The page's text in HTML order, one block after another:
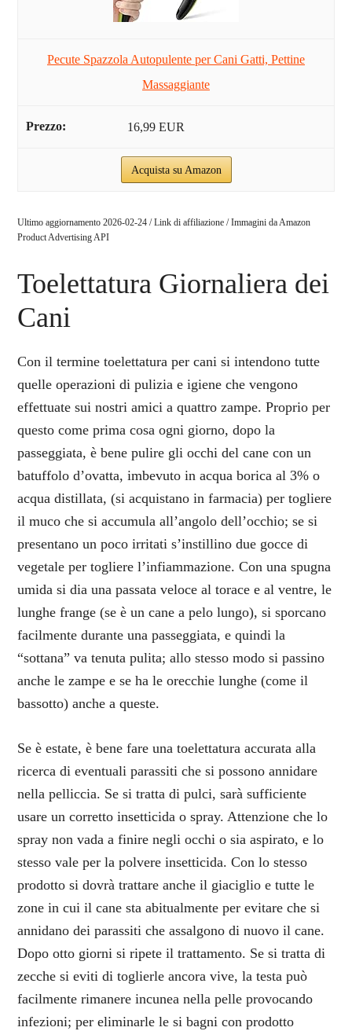
Pecute Spazzola Autopulente per Cani Gatti, Pettine
Massaggiante
16,99 EUR
Acquista su Amazon
Ultimo aggiornamento 2026-02-24 / Link di affiliazione / Immagini da Amazon
Product Advertising API
Toelettatura Giornaliera dei
Cani
Con il termine toelettatura per cani si intendono tutte
quelle operazioni di pulizia e igiene che vengono
effettuate sui nostri amici a quattro zampe. Proprio per
questo come prima cosa ogni giorno, dopo la
passeggiata, è bene pulire gli occhi del cane con un
batuffolo d’ovatta, imbevuto in acqua borica al 3% o
acqua distillata, (si acquistano in farmacia) per togliere
il muco che si accumula all’angolo dell’occhio; se si
presentano un poco irritati s’instillino due gocce di
vegetale per togliere l’infiammazione. Con una spugna
umida si dia una passata veloce al torace e al ventre, le
lunghe frange (se è un cane a pelo lungo), si sporcano
facilmente durante una passeggiata, e quindi la
“sottana” va tenuta pulita; allo stesso modo si passino
anche le zampe e se ha le orecchie lunghe (come il
bassotto) anche a queste.
Se è estate, è bene fare una toelettatura accurata alla
ricerca di eventuali parassiti che si possono annidare
nella pelliccia. Se si tratta di pulci, sarà sufficiente
usare un corretto insetticida o spray. Attenzione che lo
spray non vada a finire negli occhi o sia aspirato, e lo
stesso vale per la polvere insetticida. Con lo stesso
prodotto si dovrà trattare anche il giaciglio e tutte le
zone in cui il cane sta abitualmente per evitare che si
annidano dei parassiti che assalgono di nuovo il cane.
Dopo otto giorni si ripete il trattamento. Se si tratta di
zecche si eviti di toglierle ancora vive, la testa può
facilmente rimanere incunea nella pelle provocando
infezioni; per eliminarle le si bagni con prodotto